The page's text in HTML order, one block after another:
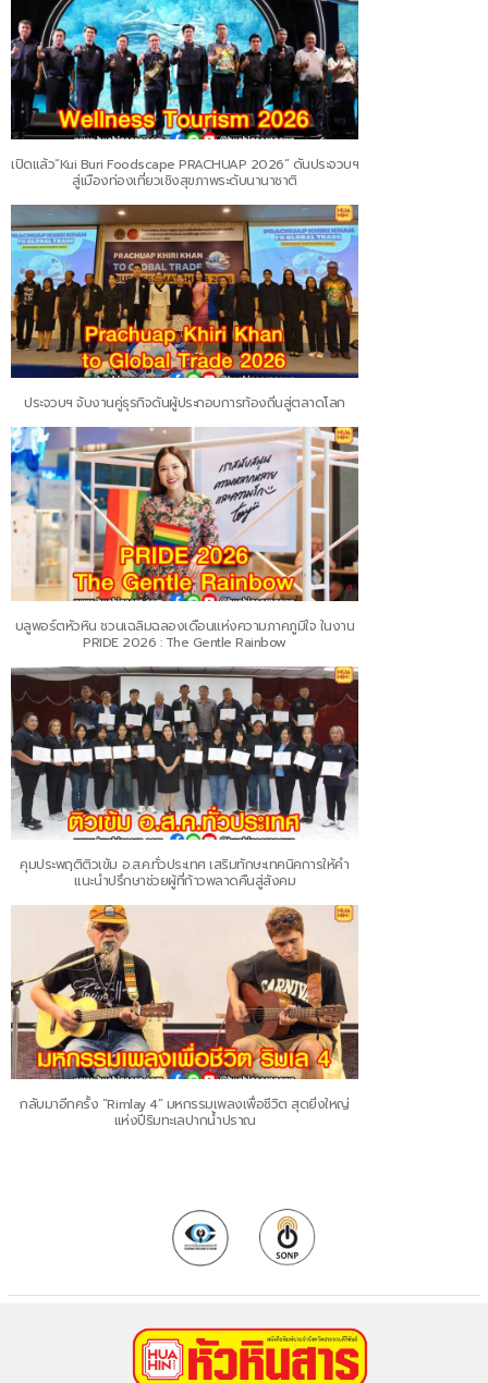
เปิดแล้ว“Kui Buri Foodscape PRACHUAP 2026” ดันประจวบฯ
สู่เมืองท่องเที่ยวเชิงสุขภาพระดับนานาชาติ
ประจวบฯ จับงานคู่ธุรกิจดันผู้ประกอบการท้องถิ่นสู่ตลาดโลก
บลูพอร์ตหัวหิน ชวนเฉลิมฉลองเดือนแห่งความภาคภูมิใจ ในงาน
PRIDE 2026 : The Gentle Rainbow
คุมประพฤติติวเข้ม อ.ส.ค.ทั่วประเทศ เสริมทักษะเทคนิคการให้คำ
แนะนำปรึกษาช่วยผู้ที่ก้าวพลาดคืนสู่สังคม
กลับมาอีกครั้ง “Rimlay 4” มหกรรมเพลงเพื่อชีวิต สุดยิ่งใหญ่
แห่งปีริมทะเลปากน้ำปราณ